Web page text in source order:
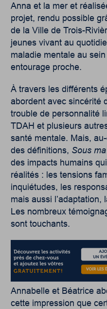
Anna et la mer et
projet, rendu possible
de la Ville de Trois-
jeunes vivant au
maladie mentale au
entourage proche.
À travers les différents
abordent avec sincérité
trouble de personnalité
TDAH et plusieurs
santé mentale. Mais,
des définitions, Sous
des impacts humains
réalités : les tensions
inquiétudes, les
mais aussi l’adaptation,
Les nombreux
sont touchants.
Annabelle et Béatrice
cette impression que